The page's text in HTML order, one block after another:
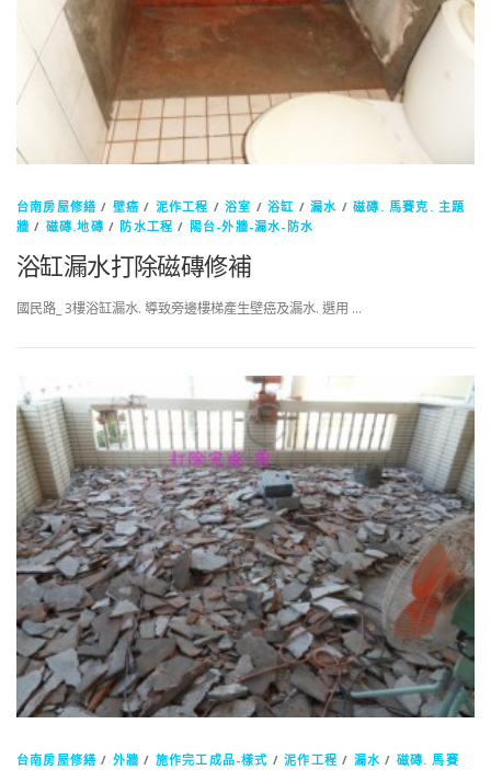
台南房屋修繕 / 壁癌 / 泥作工程 /浴室 /浴缸 /漏水 /磁磚. 馬賽克. 主題
牆 / 磁磚.地磚 / 防水工程 / 陽台-外牆-漏水-防水
浴缸漏水打除磁磚修補
國民路_ 3樓浴缸漏水. 導致旁邊樓梯產生壁癌及漏水. 選用 …
台南房屋修繕 / 外牆 / 施作完工成品-樣式 /泥作工程 / 漏水 / 磁磚. 馬賽